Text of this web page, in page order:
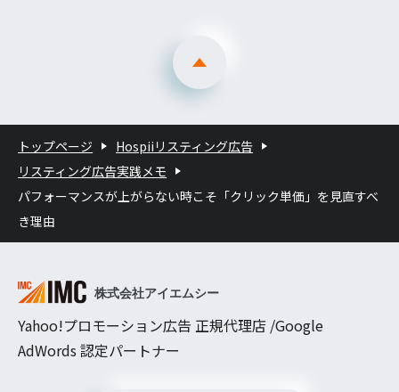
トップページ
Hospiiリスティング広告
リスティング広告実践メモ
パフォーマンスが上がらない時こそ「クリック単価」を見直すべ
き理由
Yahoo!プロモーション広告 正規代理店 /Google
AdWords 認定パートナー